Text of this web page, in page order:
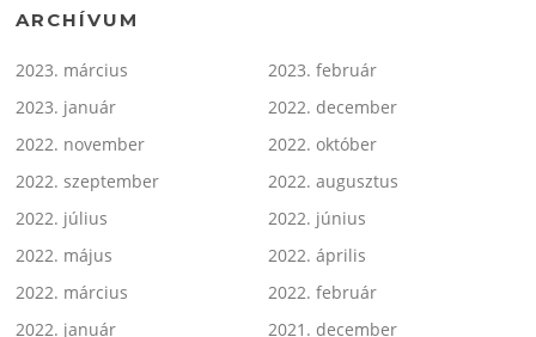
ARCHÍVUM
2023. március
2023. február
2023. január
2022. december
2022. november
2022. október
2022. szeptember
2022. augusztus
2022. július
2022. június
2022. május
2022. április
2022. március
2022. február
2022. január
2021. december